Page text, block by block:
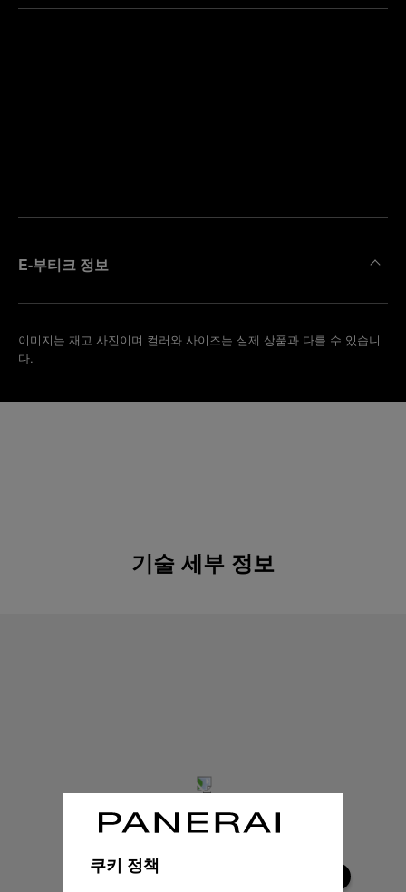
E-부티크 정보
이미지는 재고 사진이며 컬러와 사이즈는 실제 상품과 다를 수 있습니
다.
기술 세부 정보
쿠키 정책